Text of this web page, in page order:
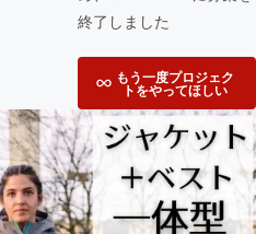
終了しました
もう一度プロジェク
トをやってほしい